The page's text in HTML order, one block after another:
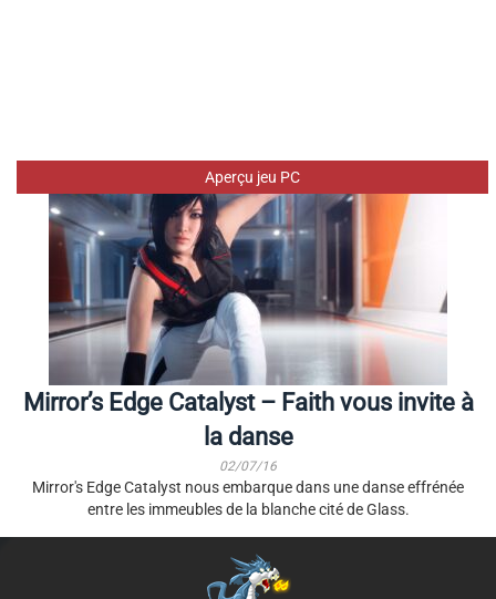
Aperçu jeu PC
Mirror’s Edge Catalyst – Faith vous invite à
la danse
02/07/16
Mirror's Edge Catalyst nous embarque dans une danse effrénée
entre les immeubles de la blanche cité de Glass.